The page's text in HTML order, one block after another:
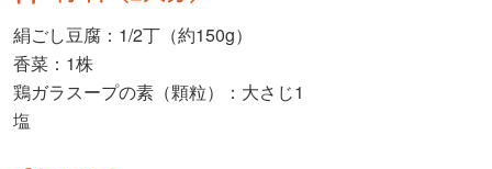
絹ごし豆腐：1/2丁（約150g）
香菜：1株
鶏ガラスープの素（顆粒）：大さじ1
塩